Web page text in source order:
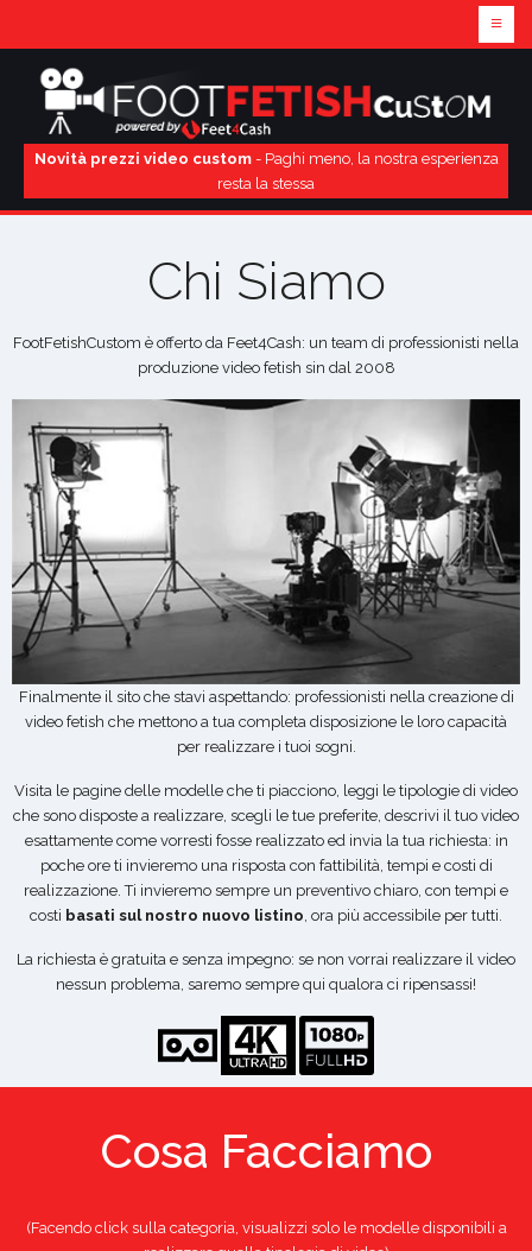
≡
Novità prezzi video custom- Paghi meno, la nostra esperienza
resta la stessa
Chi Siamo
FootFetishCustom è offerto da Feet4Cash: un team di professionisti nella
produzione video fetish sin dal 2008
Finalmente il sito che stavi aspettando: professionisti nella creazione di
video fetish che mettono a tua completa disposizione le loro capacità
per realizzare i tuoi sogni.
Visita le pagine delle modelle che ti piacciono, leggi le tipologie di video
che sono disposte a realizzare, scegli le tue preferite, descrivi il tuo video
esattamente come vorresti fosse realizzato ed invia la tua richiesta: in
poche ore ti invieremo una risposta con fattibilità, tempi e costi di
realizzazione. Ti invieremo sempre un preventivo chiaro, con tempi e
costi basati sul nostro nuovo listino, ora più accessibile per tutti.
La richiesta è gratuita e senza impegno: se non vorrai realizzare il video
nessun problema, saremo sempre qui qualora ci ripensassi!
Cosa Facciamo
(Facendo click sulla categoria, visualizzi solo le modelle disponibili a